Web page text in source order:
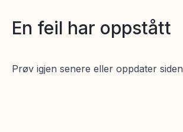
En feil har oppstått
Prøv igjen senere eller oppdater siden